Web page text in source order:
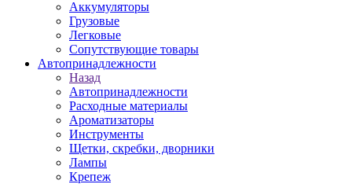
Аккумуляторы
Грузовые
Легковые
Сопутствующие товары
Автопринадлежности
Назад
Автопринадлежности
Расходные материалы
Ароматизаторы
Инструменты
Щетки, скребки, дворники
Лампы
Крепеж